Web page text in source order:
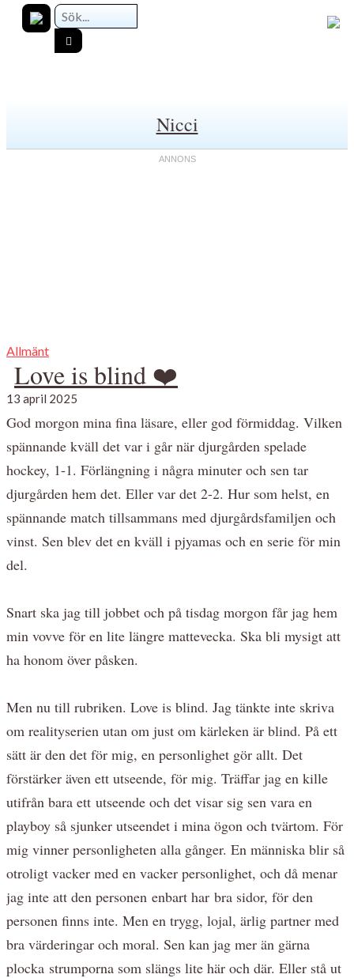
Nicci
Allmänt
Love is blind ❤️
13 april 2025
God morgon mina fina läsare, eller god förmiddag. Vilken
spännande kväll det var i går när djurgården spelade
hockey, 1-1. Förlängning i några minuter och sen tar
djurgården hem det. Eller var det 2-2. Hur som helst, en
spännande match tillsammans med djurgårdsfamiljen och
vinst. Sen blev det en kväll i pjyamas och en serie för min
del.
Snart ska jag till jobbet och på tisdag morgon får jag hem
min vovve för en lite längre mattevecka. Ska bli mysigt att
ha honom över påsken.
Men nu till rubriken. Love is blind. Jag tänkte inte skriva
om realityserien utan om just om kärleken är blind. På ett
sätt är den det för mig, en personlighet gör allt. Det
förstärker även ett utseende, för mig. Träffar jag en kille
utifrån bara ett utseende och det visar sig sen vara en
playboy så sjunker utseendet i mina ögon och tvärtom. För
mig vinner personligheten alla gånger. En människa blir så
otroligt vacker med en vacker personlighet, och då menar
jag inte att den personen enbart har bra sidor, för den
personen finns inte. Men en trygg, lojal, ärlig partner med
bra värderingar och moral. Sen kan jag mer än gärna
plocka strumporna som slängs lite här och där. Eller stå ut